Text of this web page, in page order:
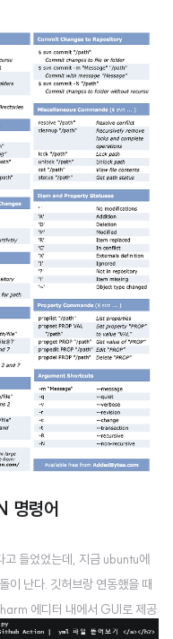
명령어
고 들었었는데, 지금 ubuntu에
이 난다. 깃허브랑 연동했을 때
에디터 내에서 GUI로 제공
를 포기했다. 역시 터미널이 최